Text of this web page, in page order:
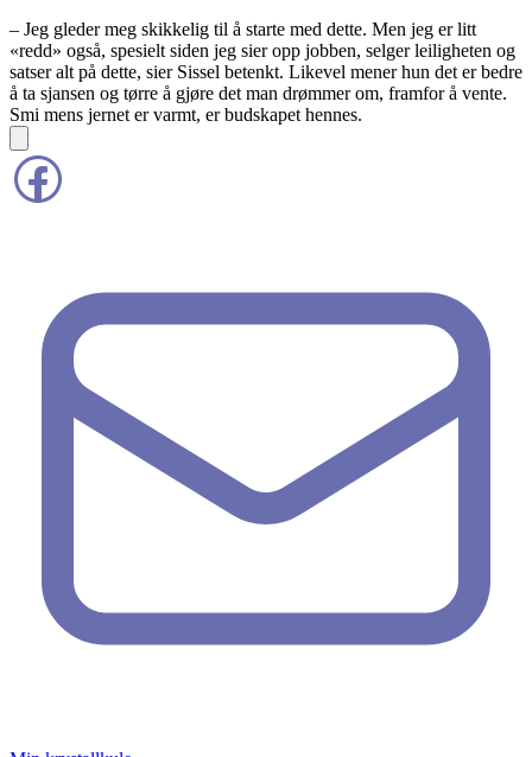
– Jeg gleder meg skikkelig til å starte med dette. Men jeg er litt
«redd» også, spesielt siden jeg sier opp jobben, selger leiligheten og
satser alt på dette, sier Sissel betenkt. Likevel mener hun det er bedre
å ta sjansen og tørre å gjøre det man drømmer om, framfor å vente.
Smi mens jernet er varmt, er budskapet hennes.